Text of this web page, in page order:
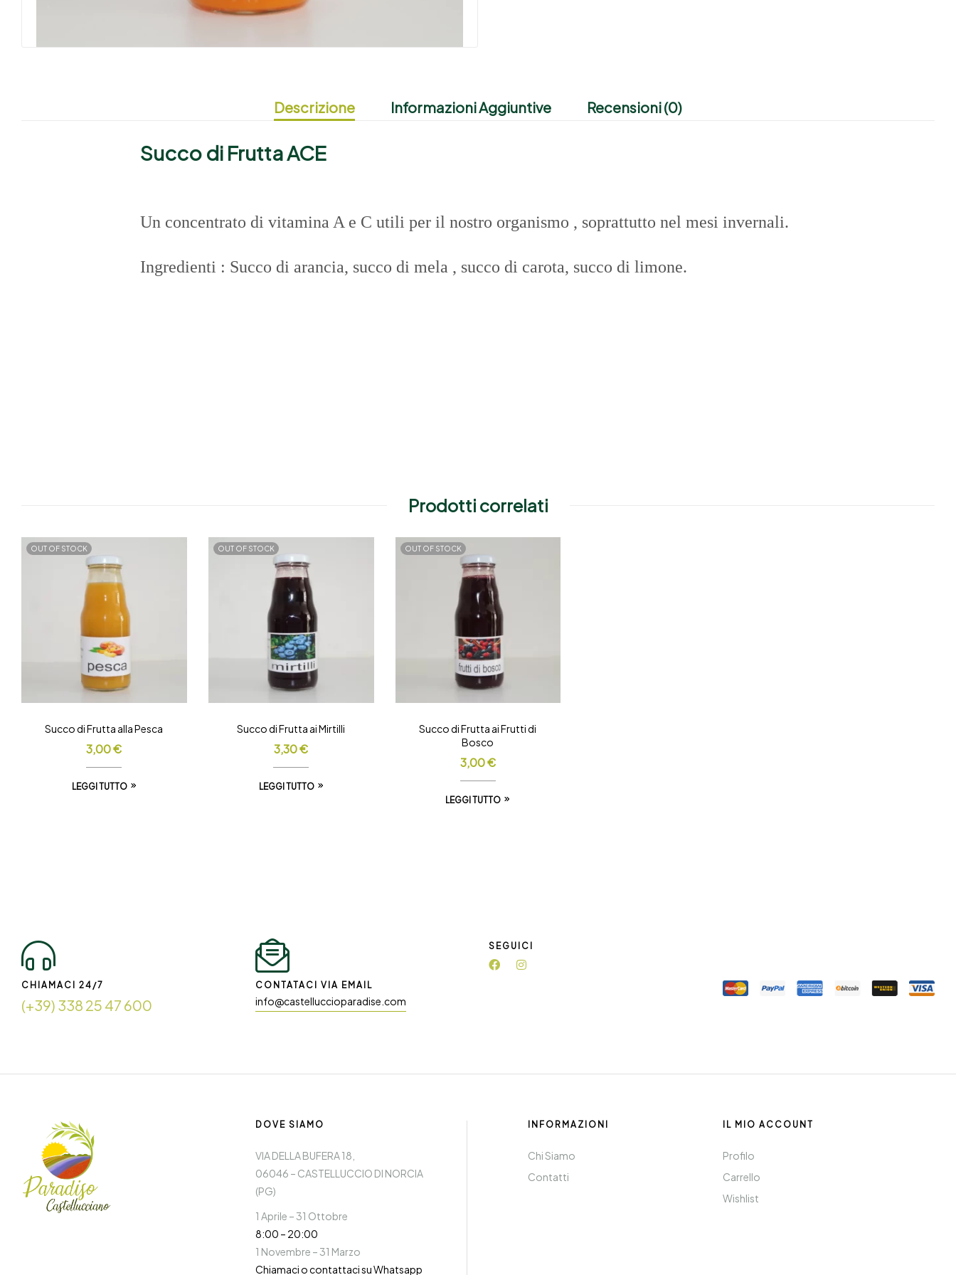
Descrizione Informazioni Aggiuntive Recensioni (0)
Succo di Frutta ACE
Un concentrato di vitamina A e C utili per il nostro organismo , soprattutto nel mesi invernali.
Ingredienti : Succo di arancia, succo di mela , succo di carota, succo di limone.
Prodotti correlati
OUT OF STOCK
Succo di Frutta alla Pesca
3,00€
LEGGI TUTTO
OUT OF STOCK
Succo di Frutta ai Mirtilli
3,30€
LEGGI TUTTO
OUT OF STOCK
Succo di Frutta ai Frutti di
Bosco
3,00€
LEGGI TUTTO
CHIAMACI 24/7
(+39) 338 25 47 600
CONTATACI VIA EMAIL
info@castelluccioparadise.com
SEGUICI
DOVE SIAMO
VIA DELLA BUFERA 18,
06046 – CASTELLUCCIO DI NORCIA
(PG)
1 Aprile – 31 Ottobre
8:00 – 20:00
1 Novembre – 31 Marzo
Chiamaci o contattaci su Whatsapp
INFORMAZIONI
Chi Siamo
Contatti
IL MIO ACCOUNT
Profilo
Carrello
Wishlist